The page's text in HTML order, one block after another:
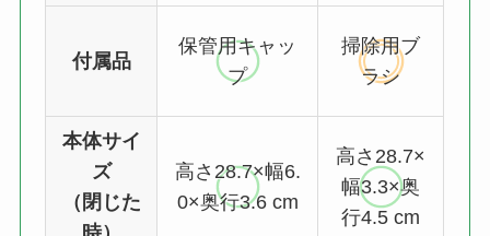
付属品
保管用キャッ
プ
掃除用ブ
ラシ
本体サイ
ズ
（閉じた
高さ28.7×幅6.
0×奥行3.6 cm
高さ28.7×
幅3.3×奥
行4.5 cm